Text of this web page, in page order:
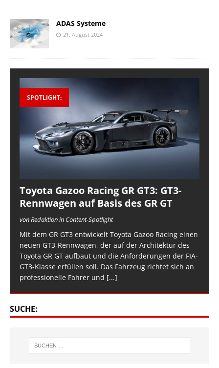
ADAS Systeme
21. August 2024
SPOTLIGHT:
Toyota Gazoo Racing GR GT3: GT3-
Rennwagen auf Basis des GR GT
von Redaktion in Content-Spotlight
Mit dem GR GT3 entwickelt Toyota Gazoo Racing einen
neuen GT3-Rennwagen, der auf der Architektur des
Toyota GR GT aufbaut und die Anforderungen der FIA-
GT3-Klasse erfüllen soll. Das Fahrzeug richtet sich an
professionelle Fahrer und [...]
SUCHE: